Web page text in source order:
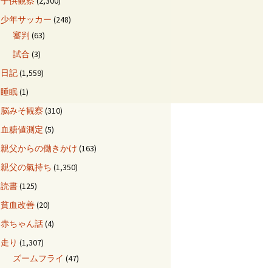
少年サッカー (248)
審判 (63)
試合 (3)
日記(1,559)
睡眠(1)
脳みそ観察 (310)
血糖値測定 (5)
親父からの働きかけ (163)
親父の氣持ち (1,350)
読書(125)
貧血改善(20)
赤ちゃん話(4)
走り (1,307)
ズームフライ (47)